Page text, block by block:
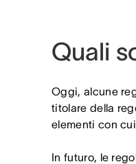
Quali
Oggi, alcune
titolare della
elementi con
In futuro, le